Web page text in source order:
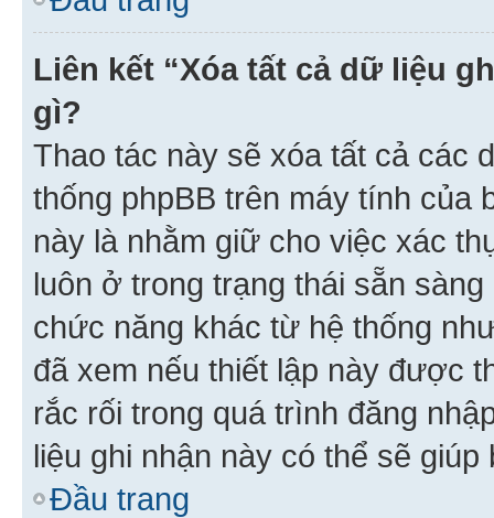
Liên kết “Xóa tất cả dữ liệu
gì?
Thao tác này sẽ xóa tất cả các
thống phpBB trên máy tính của
này là nhằm giữ cho việc xác
luôn ở trong trạng thái sẵn
chức năng khác từ hệ thống
đã xem nếu thiết lập này được
rắc rối trong quá trình đăng
liệu ghi nhận này có thể sẽ
Đầu trang